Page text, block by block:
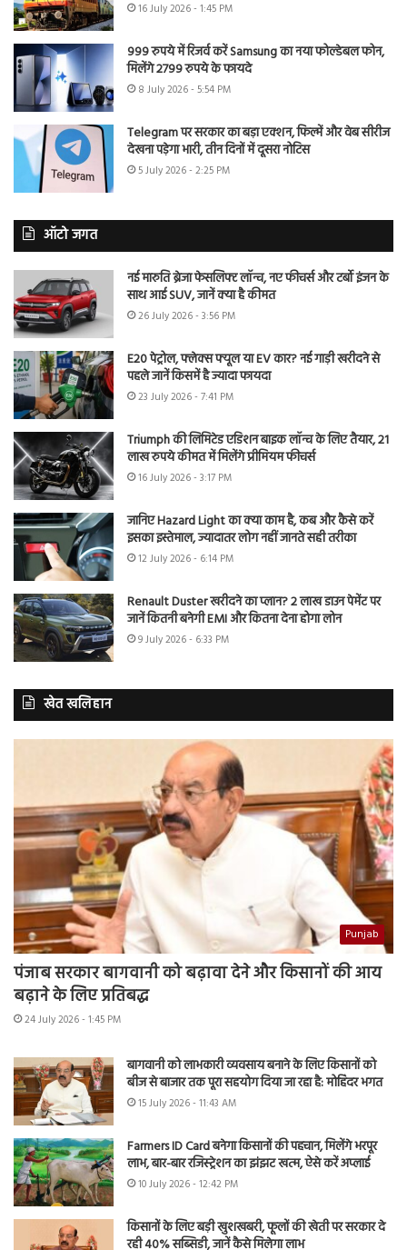
16 July 2026 - 1:45 PM
999 रुपये में रिजर्व करें Samsung का नया फोल्डेबल फोन,
मिलेंगे 2799 रुपये के फायदे
8 July 2026 - 5:54 PM
Telegram पर सरकार का बड़ा एक्शन, फिल्में और वेब सीरीज
देखना पड़ेगा भारी, तीन दिनों में दूसरा नोटिस
5 July 2026 - 2:25 PM
ऑटो जगत
नई मारुति ब्रेजा फेसलिफ्ट लॉन्च, नए फीचर्स और टर्बो इंजन के
साथ आई SUV, जानें क्या है कीमत
26 July 2026 - 3:56 PM
E20 पेट्रोल, फ्लेक्स फ्यूल या EV कार? नई गाड़ी खरीदने से
पहले जानें किसमें है ज्यादा फायदा
23 July 2026 - 7:41 PM
Triumph की लिमिटेड एडिशन बाइक लॉन्च के लिए तैयार, 21
लाख रुपये कीमत में मिलेंगे प्रीमियम फीचर्स
16 July 2026 - 3:17 PM
जानिए Hazard Light का क्या काम है, कब और कैसे करें
इसका इस्तेमाल, ज्यादातर लोग नहीं जानते सही तरीका
12 July 2026 - 6:14 PM
Renault Duster खरीदने का प्लान? 2 लाख डाउन पेमेंट पर
जानें कितनी बनेगी EMI और कितना देना होगा लोन
9 July 2026 - 6:33 PM
खेत खलिहान
Punjab
पंजाब सरकार बागवानी को बढ़ावा देने और किसानों की आय
बढ़ाने के लिए प्रतिबद्ध
24 July 2026 - 1:45 PM
बागवानी को लाभकारी व्यवसाय बनाने के लिए किसानों को
बीज से बाजार तक पूरा सहयोग दिया जा रहा है: मोहिंदर भगत
15 July 2026 - 11:43 AM
Farmers ID Card बनेगा किसानों की पहचान, मिलेंगे भरपूर
लाभ, बार-बार रजिस्ट्रेशन का झंझट खत्म, ऐसे करें अप्लाई
10 July 2026 - 12:42 PM
किसानों के लिए बड़ी खुशखबरी, फूलों की खेती पर सरकार दे
रही 40% सब्सिडी, जानें कैसे मिलेगा लाभ